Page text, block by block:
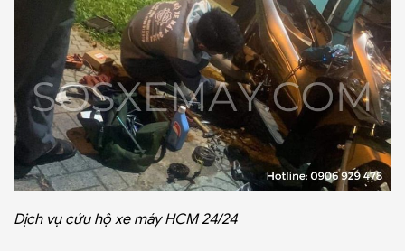
Dịch vụ cứu hộ xe máy HCM 24/24